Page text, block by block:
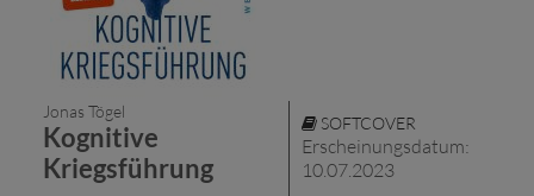
Jonas Tögel
Kognitive
Kriegsführung
SOFTCOVER
Erscheinungsdatum:
10.07.2023